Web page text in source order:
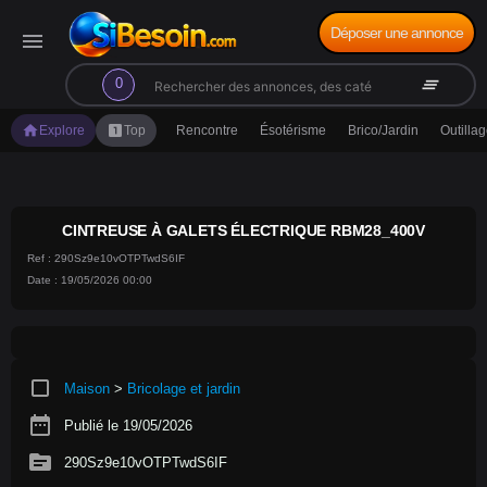
menu
0
search clear_all
Déposer une annonce
home Explore looks_oneTop Rencontre Ésotérisme Brico/Jardin
CINTREUSE À GALETS ÉLECTRIQUE RBM28_400V
Ref : 290Sz9e10vOTPTwdS6IF
Date : 19/05/2026 00:00
crop_square Maison > Bricolage et jardin
date_range Publié le 19/05/2026
source 290Sz9e10vOTPTwdS6IF